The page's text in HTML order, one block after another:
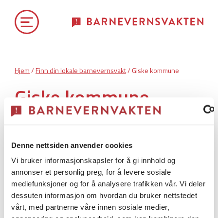
Denne nettsiden anvender cookies
Vi bruker informasjonskapsler for å gi innhold og
annonser et personlig preg, for å levere sosiale
mediefunksjoner og for å analysere trafikken vår. Vi deler
dessuten informasjon om hvordan du bruker nettstedet
vårt, med partnerne våre innen sosiale medier,
Hjem/Finn din lokale barnevernsvakt/ Giske kommune
Giske kommune
Giske kommune har
akuttberedskap.
Barnevernsvakt